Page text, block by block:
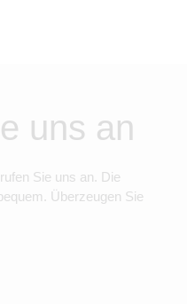
uns an
Sie uns an. Die
Überzeugen Sie